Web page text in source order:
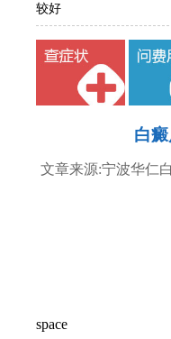
较好
白
文章来源:宁波华
space